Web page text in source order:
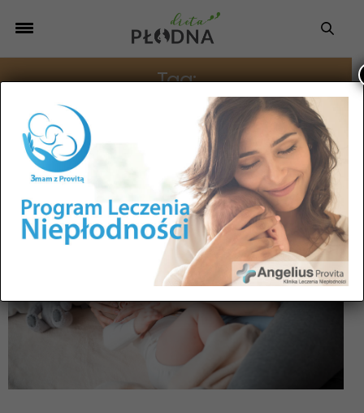
Tag:
DIETA KARMIENIE PIERSIĄ